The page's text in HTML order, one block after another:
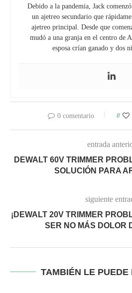
Debido a la pandemia, Jack
un ajetreo secundario que
ajetreo principal. Desde que
mudó a una granja en el centro de
esposa crían ganado y dos
0 comentario 0
entrada
DEWALT 60V TRIMMER
SOLUCIÓN PARA
siguiente
¡DEWALT 20V TRIMMER
SER NO MÁS DOLOR
TAMBIÉN LE PUEDE